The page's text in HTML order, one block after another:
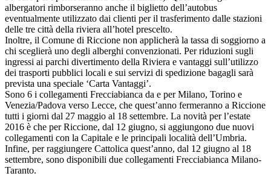
albergatori rimborseranno anche il biglietto dell’autobus
eventualmente utilizzato dai clienti per il trasferimento dalle stazioni
delle tre città della riviera all’hotel prescelto.
Inoltre, il Comune di Riccione non applicherà la tassa di soggiorno a
chi sceglierà uno degli alberghi convenzionati. Per riduzioni sugli
ingressi ai parchi divertimento della Riviera e vantaggi sull’utilizzo
dei trasporti pubblici locali e sui servizi di spedizione bagagli sarà
prevista una speciale ‘Carta Vantaggi’.
Sono 6 i collegamenti Frecciabianca da e per Milano, Torino e
Venezia/Padova verso Lecce, che quest’anno fermeranno a Riccione
tutti i giorni dal 27 maggio al 18 settembre. La novità per l’estate
2016 è che per Riccione, dal 12 giugno, si aggiungono due nuovi
collegamenti con la Capitale e le principali località dell’Umbria.
Infine, per raggiungere Cattolica quest’anno, dal 12 giugno al 18
settembre, sono disponibili due collegamenti Frecciabianca Milano-
Taranto.